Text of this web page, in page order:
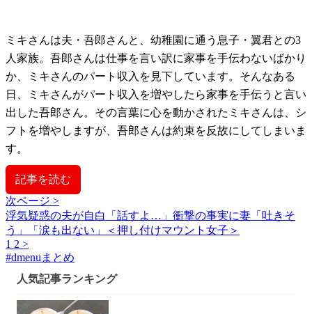
ミキさんは夫・吾郎さんと、幼稚園に通う息子・翼君との3
人家族。吾郎さんは仕事を言い訳に家事を手伝わないばかり
か、ミキさんのパート収入を見下しています。そんなある
日、ミキさんがパート収入を増やしたら家事を手伝うと言い
出した吾郎さん。その言葉に心を動かされたミキさんは、シ
フトを増やしますが、吾郎さんは約束を反故にしてしまいま
す。
記事を読む
次ページ >
浮気疑惑の夫が自白「話すよ…」衝撃の事実に妻「吐きそ
う」「涙も出ない」＜押し付けマウント女子＞
1 2 >
#dmenuまとめ
人気記事ランキング